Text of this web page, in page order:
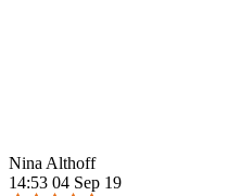
Nina Althoff
14:53 04 Sep 19